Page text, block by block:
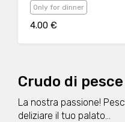
Only for dinner
4.00 €
Crudo di pesce
La nostra passione!
deliziare il tuo palato...